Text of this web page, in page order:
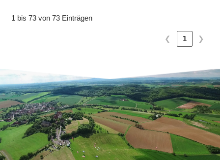
1 bis 73 von 73 Einträgen
❮ 1 ❯